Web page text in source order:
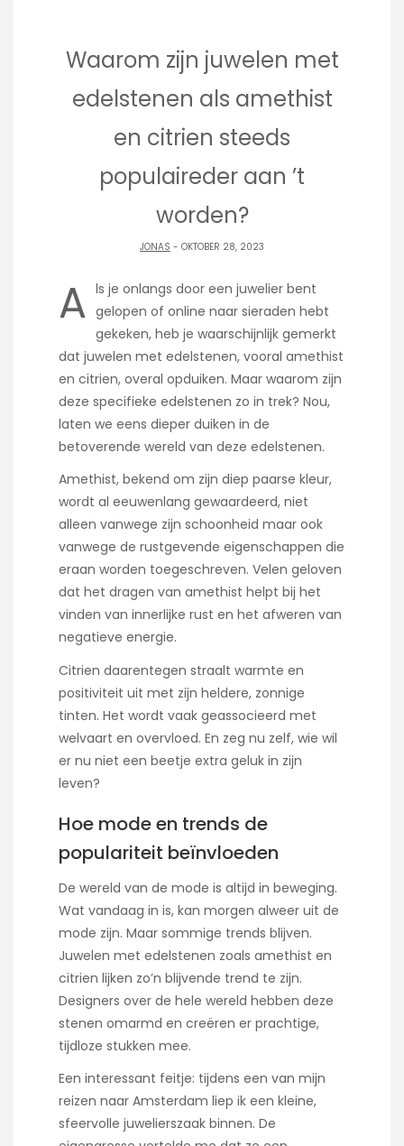
Waarom zijn juwelen met
edelstenen als amethist
en citrien steeds
populaireder aan ’t
worden?
JONAS - OKTOBER 28, 2023
A ls je onlangs door een juwelier bent
gelopen of online naar sieraden hebt
gekeken, heb je waarschijnlijk gemerkt
dat juwelen met edelstenen, vooral amethist
en citrien, overal opduiken. Maar waarom zijn
deze specifieke edelstenen zo in trek? Nou,
laten we eens dieper duiken in de
betoverende wereld van deze edelstenen.
Amethist, bekend om zijn diep paarse kleur,
wordt al eeuwenlang gewaardeerd, niet
alleen vanwege zijn schoonheid maar ook
vanwege de rustgevende eigenschappen die
eraan worden toegeschreven. Velen geloven
dat het dragen van amethist helpt bij het
vinden van innerlijke rust en het afweren van
negatieve energie.
Citrien daarentegen straalt warmte en
positiviteit uit met zijn heldere, zonnige
tinten. Het wordt vaak geassocieerd met
welvaart en overvloed. En zeg nu zelf, wie wil
er nu niet een beetje extra geluk in zijn
leven?
Hoe mode en trends de
populariteit beïnvloeden
De wereld van de mode is altijd in beweging.
Wat vandaag in is, kan morgen alweer uit de
mode zijn. Maar sommige trends blijven.
Juwelen met edelstenen zoals amethist en
citrien lijken zo’n blijvende trend te zijn.
Designers over de hele wereld hebben deze
stenen omarmd en creëren er prachtige,
tijdloze stukken mee.
Een interessant feitje: tijdens een van mijn
reizen naar Amsterdam liep ik een kleine,
sfeervolle juwelierszaak binnen. De